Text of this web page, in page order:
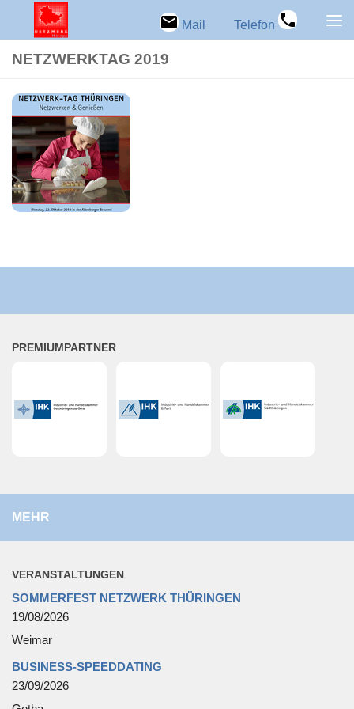
Zum Inhalt springen Mail Telefon
NETZ­WERK­TAG 2019
PRE­MI­UM­PART­NER
MEHR
VER­AN­STAL­TUN­GEN
SOMMERFEST NETZWERK THÜRINGEN
19/08/2026
Weimar
BUSINESS-SPEEDDATING
23/09/2026